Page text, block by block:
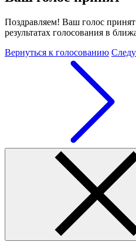
Поздравляем! Ваш голос
результатах голосования в
Вернуться к голосованию